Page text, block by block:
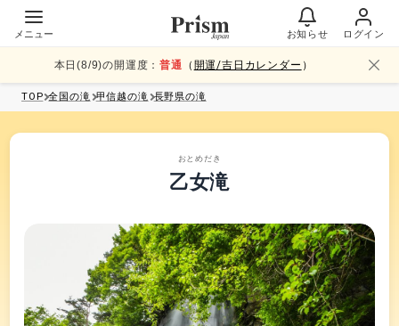
メニュー お知らせ ログイン
本日(8/9)の開運度：普通 （ 開運/吉日カレンダー ）
TOP 全国の滝 甲信越の滝 長野県の滝
おとめだき
乙女滝